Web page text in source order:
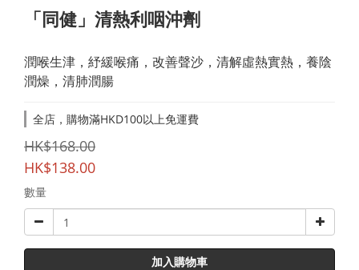
「同健」清熱利咽沖劑
潤喉生津，紓緩喉痛，改善聲沙，清解虛熱實熱，養陰
潤燥，清肺潤腸
全店，購物滿HKD100以上免運費
HK$168.00
HK$138.00
數量
加入購物車